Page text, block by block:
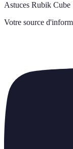
Astuces Rubik Cube
Votre source